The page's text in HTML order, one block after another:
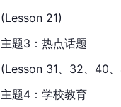
(Lesson 21)
主题3：热点话题
(Lesson 31、32、40
主题4：学校教育